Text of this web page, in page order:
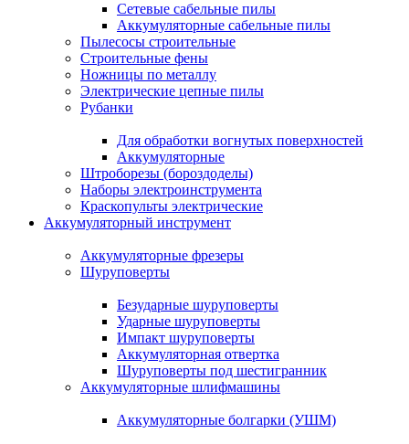
Сетевые сабельные пилы
Аккумуляторные сабельные пилы
Пылесосы строительные
Строительные фены
Ножницы по металлу
Электрические цепные пилы
Рубанки
Для обработки вогнутых поверхностей
Аккумуляторные
Штроборезы (бороздоделы)
Наборы электроинструмента
Краскопульты электрические
Аккумуляторный инструмент
Аккумуляторные фрезеры
Шуруповерты
Безударные шуруповерты
Ударные шуруповерты
Импакт шуруповерты
Аккумуляторная отвертка
Шуруповерты под шестигранник
Аккумуляторные шлифмашины
Аккумуляторные болгарки (УШМ)